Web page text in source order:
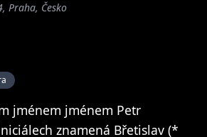
Praha, Česko
jménem jménem Petr
znamená Břetislav (*